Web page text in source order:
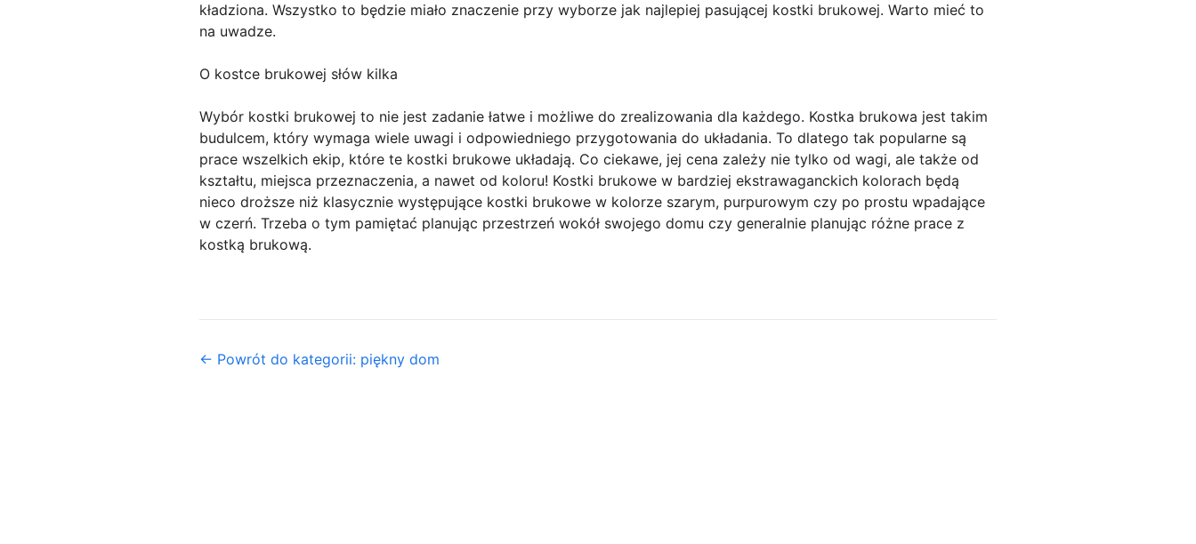
kładziona. Wszystko to będzie miało znaczenie przy wyborze jak najlepiej pasującej kostki brukowej. Warto mieć to
na uwadze.
O kostce brukowej słów kilka
Wybór kostki brukowej to nie jest zadanie łatwe i możliwe do zrealizowania dla każdego. Kostka brukowa jest takim
budulcem, który wymaga wiele uwagi i odpowiedniego przygotowania do układania. To dlatego tak popularne są
prace wszelkich ekip, które te kostki brukowe układają. Co ciekawe, jej cena zależy nie tylko od wagi, ale także od
kształtu, miejsca przeznaczenia, a nawet od koloru! Kostki brukowe w bardziej ekstrawaganckich kolorach będą
nieco droższe niż klasycznie występujące kostki brukowe w kolorze szarym, purpurowym czy po prostu wpadające
w czerń. Trzeba o tym pamiętać planując przestrzeń wokół swojego domu czy generalnie planując różne prace z
kostką brukową.
← Powrót do kategorii: piękny dom